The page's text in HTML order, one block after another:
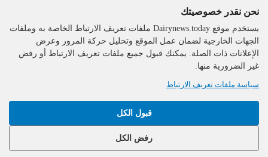
The DairyNews, جميع الحقوق
محفوظة، 2000-2026
نحن نقدر خصوصيتك
يستخدم موقع Dairynews.today ملفات تعريف الارتباط الخاصة به وملفات
الجهات الخارجية لضمان عمل الموقع وتحليل حركة المرور وعرض
الإعلانات ذات الصلة. يمكنك قبول جميع ملفات تعريف الارتباط أو رفض
غير الضرورية منها.
سياسة ملفات تعريف الارتباط
قبول الكل
رفض الكل